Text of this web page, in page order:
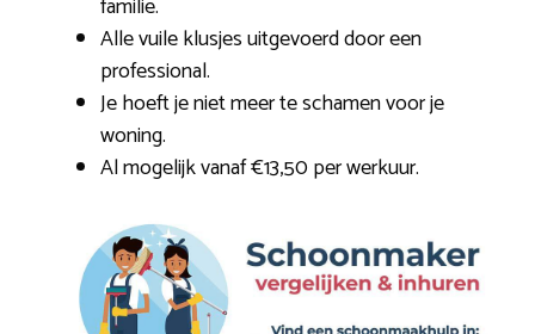
Alle vuile klusjes uitgevoerd door een
professional.
Je hoeft je niet meer te schamen voor je
woning.
Al mogelijk vanaf €13,50 per werkuur.